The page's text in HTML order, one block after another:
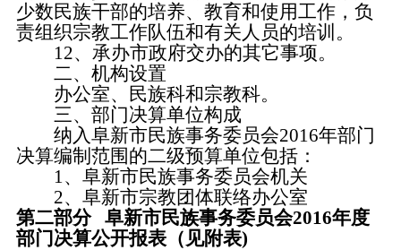
少数民族干部的培养、教育和使用工作，负
责组织宗教工作队伍和有关人员的培训。
12、承办市政府交办的其它事项。
二、机构设置
办公室、民族科和宗教科。
三、部门决算单位构成
纳入阜新市民族事务委员会2016年部门
决算编制范围的二级预算单位包括：
1、阜新市民族事务委员会机关
2、阜新市宗教团体联络办公室
第二部分
阜新市民族事务委员会2016年度
部门决算公开报表（见附表)